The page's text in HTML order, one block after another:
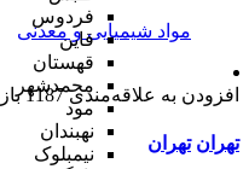
فردوس
قاین
قهستان
محمدشهر
مود
نهبندان
نیمبلوک
مواد شیمیایی و معدنی
افزودن به علاقه‌مندی 1187 بازدید
تهران تهران